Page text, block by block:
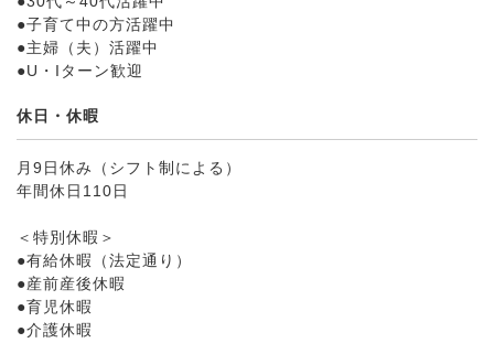
●子育て中の方活躍中
●主婦（夫）活躍中
●U・Iターン歓迎
休日・休暇
月9日休み（シフト制による）
年間休日110日
＜特別休暇＞
●有給休暇（法定通り）
●産前産後休暇
●育児休暇
●介護休暇